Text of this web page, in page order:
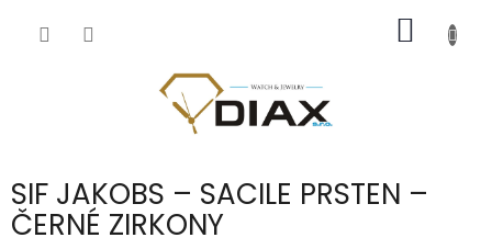
KOŠÍK
SIF JAKOBS – SACILE PRSTEN –
ČERNÉ ZIRKONY